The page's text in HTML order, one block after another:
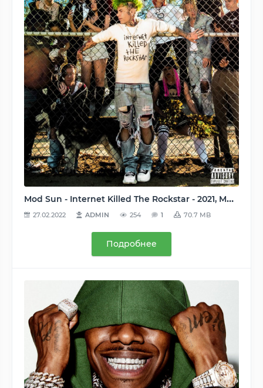
Mod Sun - Internet Killed The Rockstar - 2021, MP3, 320 kbps
27.02.2022 ADMIN 254 1 70.7 MB
Подробнее